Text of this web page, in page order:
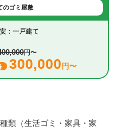
のゴミ屋敷
一戸建て
円〜
300,000 円〜
類（生活ゴミ・家具・家